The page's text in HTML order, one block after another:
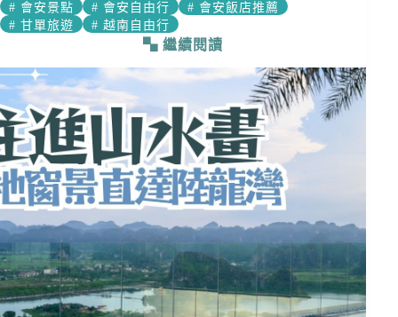
# 會安景點 # 會安自由行 # 會安飯店推薦
# 甘單旅遊 # 越南自由行
繼續閱讀